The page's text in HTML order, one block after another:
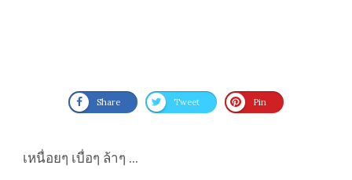
Share Tweet Pin
เหนื่อยๆ เบื่อๆ ล้าๆ ...